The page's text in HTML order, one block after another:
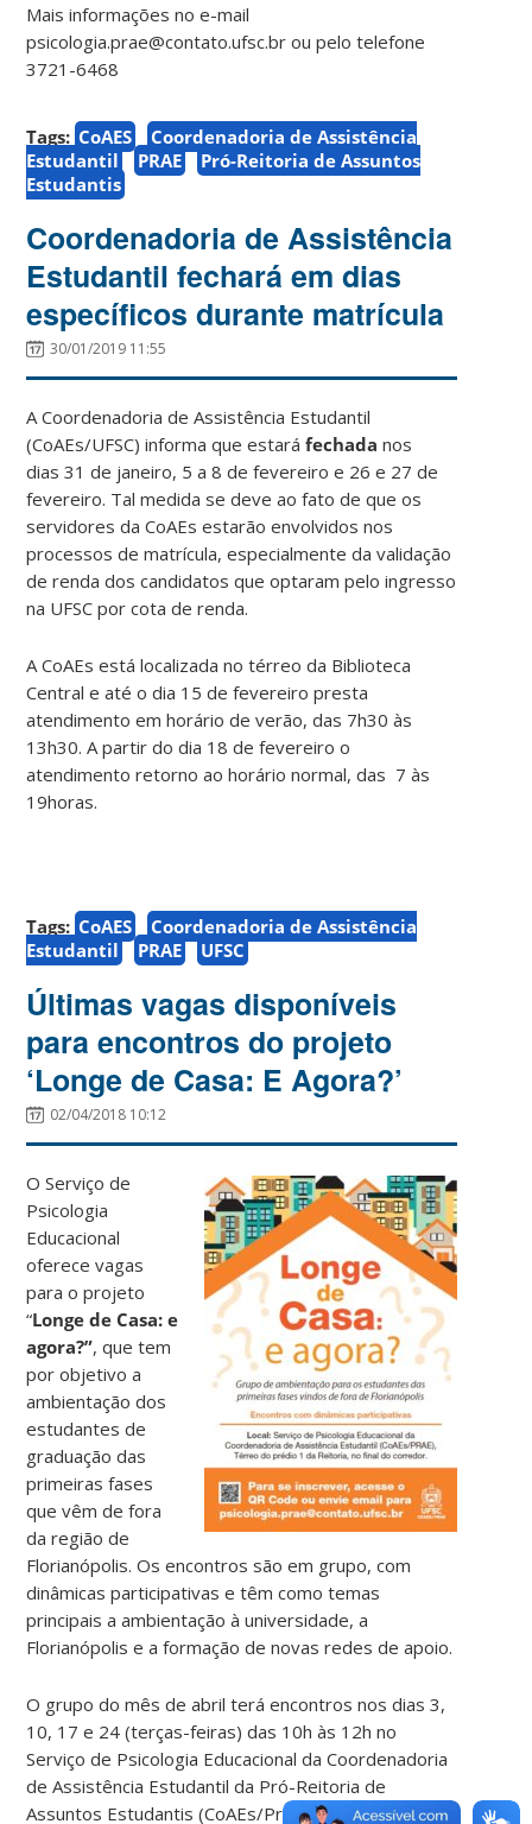
Mais informações no e-mail
psicologia.prae@contato.ufsc.br ou pelo telefone
3721-6468
Tags: CoAES
Coordenadoria de Assistência
Estudantil
PRAE
Pró-Reitoria de Assuntos
Estudantis
Coordenadoria de Assistência
Estudantil fechará em dias
específicos durante matrícula
30/01/2019 11:55
A Coordenadoria de Assistência Estudantil
(CoAEs/UFSC) informa que estaráfechada nos
dias 31 de janeiro, 5 a 8 de fevereiro e 26 e 27 de
fevereiro. Tal medida se deve ao fato de que os
servidores da CoAEs estarão envolvidos nos
processos de matrícula, especialmente da validação
de renda dos candidatos que optaram pelo ingresso
na UFSC por cota de renda.
A CoAEs está localizada no térreo da Biblioteca
Central e até o dia 15 de fevereiro presta
atendimento em horário de verão, das 7h30 às
13h30. A partir do dia 18 de fevereiro o
atendimento retorno ao horário normal, das 7 às
19horas.
Tags: CoAES
Coordenadoria de Assistência
Estudantil
PRAE UFSC
Últimas vagas disponíveis
para encontros do projeto
‘Longe de Casa: E Agora?’
02/04/2018 10:12
O Serviço de
Psicologia
Educacional
oferece vagas
para o projeto
“Longe de Casa: e
agora?”, que tem
por objetivo a
ambientação dos
estudantes de
graduação das
primeiras fases
que vêm de fora
da região de
Florianópolis. Os encontros são em grupo, com
dinâmicas participativas e têm como temas
principais a ambientação à universidade, a
Florianópolis e a formação de novas redes de apoio.
O grupo do mês de abril terá encontros nos dias 3,
10, 17 e 24 (terças-feiras) das 10h às 12h no
Serviço de Psicologia Educacional da Coordenadoria
de Assistência Estudantil da Pró-Reitoria de
Assuntos Estudantis (CoAEs/Prae), localizada no